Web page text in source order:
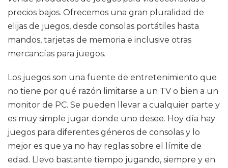
precios bajos. Ofrecemos una gran pluralidad de
elijas de juegos, desde consolas portátiles hasta
mandos, tarjetas de memoria e inclusive otras
mercancías para juegos.
Los juegos son una fuente de entretenimiento que
no tiene por qué razón limitarse a un TV o bien a un
monitor de PC. Se pueden llevar a cualquier parte y
es muy simple jugar donde uno desee. Hoy día hay
juegos para diferentes géneros de consolas y lo
mejor es que ya no hay reglas sobre el límite de
edad. Llevo bastante tiempo jugando, siempre y en